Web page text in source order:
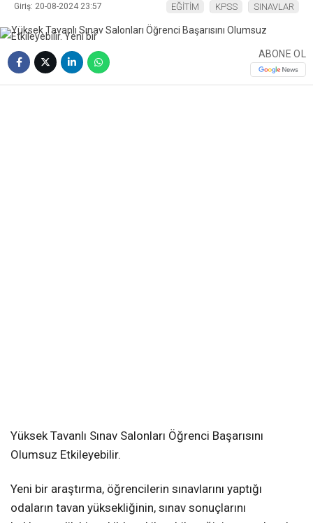
Giriş: 20-08-2024 23:57 EĞİTİM KPSS SINAVLAR
ABONE OL
Yüksek Tavanlı Sınav Salonları Öğrenci Başarısını
Olumsuz Etkileyebilir.
Yeni bir araştırma, öğrencilerin sınavlarını yaptığı
odaların tavan yüksekliğinin, sınav sonuçlarını